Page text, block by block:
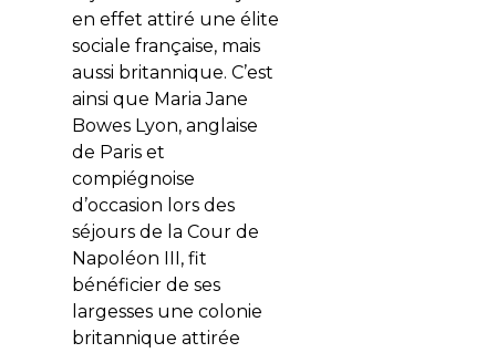
en effet attiré une élite
sociale française, mais
aussi britannique. C’est
ainsi que Maria Jane
Bowes Lyon, anglaise
de Paris et
compiégnoise
d’occasion lors des
séjours de la Cour de
Napoléon III, fit
bénéficier de ses
largesses une colonie
britannique attirée